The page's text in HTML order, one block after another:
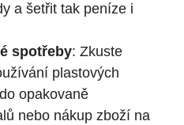
a šetřit tak peníze i
spotřeby: Zkuste
plastových
opakovaně
nebo nákup zboží na